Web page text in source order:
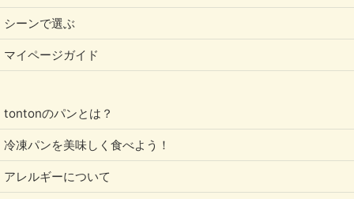
シーンで選ぶ
マイページガイド
tontonのパンとは？
冷凍パンを美味しく食べよう！
アレルギーについて